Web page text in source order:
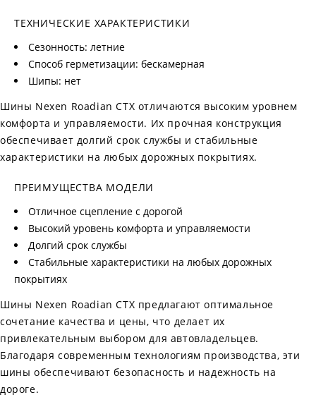
ТЕХНИЧЕСКИЕ ХАРАКТЕРИСТИКИ
Сезонность: летние
Способ герметизации: бескамерная
Шипы: нет
Шины Nexen Roadian CTX отличаются высоким уровнем
комфорта и управляемости. Их прочная конструкция
обеспечивает долгий срок службы и стабильные
характеристики на любых дорожных покрытиях.
ПРЕИМУЩЕСТВА МОДЕЛИ
Отличное сцепление с дорогой
Высокий уровень комфорта и управляемости
Долгий срок службы
Стабильные характеристики на любых дорожных
покрытиях
Шины Nexen Roadian CTX предлагают оптимальное
сочетание качества и цены, что делает их
привлекательным выбором для автовладельцев.
Благодаря современным технологиям производства, эти
шины обеспечивают безопасность и надежность на
дороге.